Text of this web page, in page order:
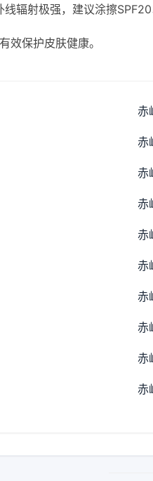
辐射极强，建议涂擦
效保护皮肤健康。
赤
赤
赤
赤
赤
赤
赤
赤
赤
赤